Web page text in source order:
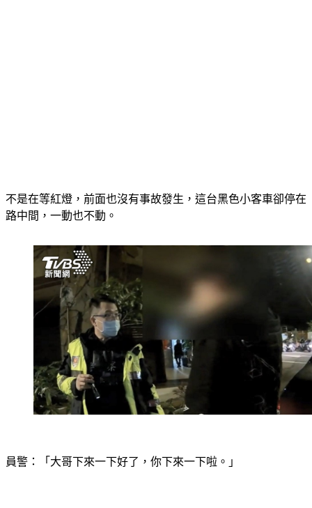
不是在等紅燈，前面也沒有事故發生，這台黑色小客車卻停在
路中間，一動也不動。
員警：「大哥下來一下好了，你下來一下啦。」